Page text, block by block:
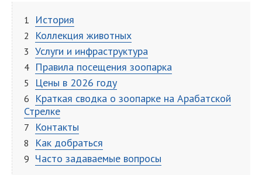
История
Коллекция животных
Услуги и инфраструктура
Правила посещения зоопарка
Цены в 2026 году
Краткая сводка о зоопарке на Арабатской
Стрелке
Контакты
Как добраться
Часто задаваемые вопросы